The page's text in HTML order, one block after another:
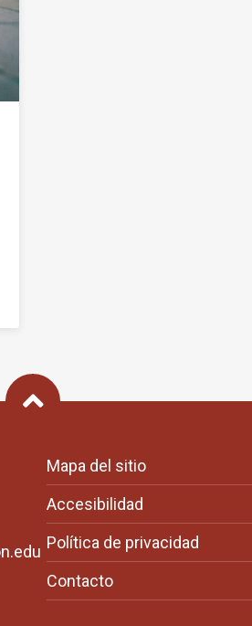
de las Ciencias Informáticas
Back To Top
Mapa del sitio
Accesibilidad
Política de privacidad
Contacto